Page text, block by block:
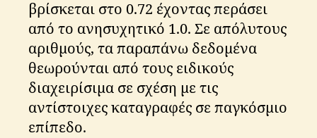
βρίσκεται στο 0.72 έχοντας περάσει
από το ανησυχητικό 1.0. Σε απόλυτους
αριθμούς, τα παραπάνω δεδομένα
θεωρούνται από τους ειδικούς
διαχειρίσιμα σε σχέση με τις
αντίστοιχες καταγραφές σε παγκόσμιο
επίπεδο.